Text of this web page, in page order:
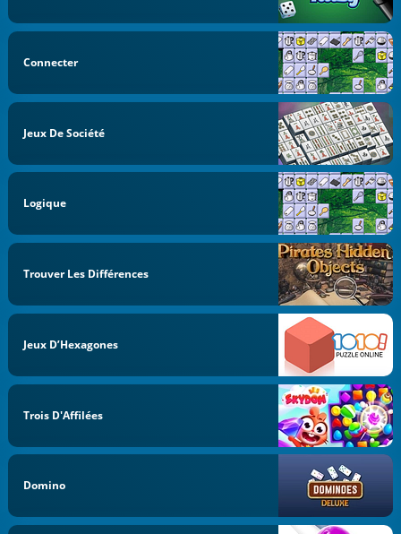
Connecter
Jeux De Société
Logique
Trouver Les Différences
Jeux D’Hexagones
Trois D'Affilées
Domino